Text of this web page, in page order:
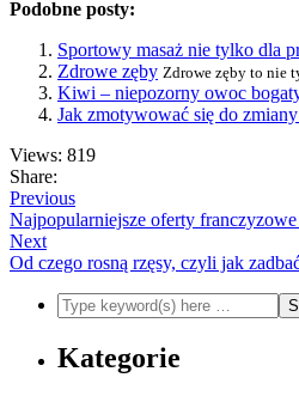
Podobne posty:
Sportowy masaż nie tylko dla
Zdrowe zęby Zdrowe zęby to nie
Kiwi – niepozorny owoc
Jak zmotywować się do
Views: 819
Share:
Previous
Najpopularniejsze oferty
Next
Od czego rosną rzęsy, czyli jak
Kategorie